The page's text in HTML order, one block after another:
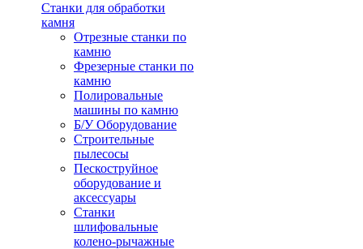
Станки для обработки
камня
Отрезные станки по
камню
Фрезерные станки по
камню
Полировальные
машины по камню
Б/У Оборудование
Строительные
пылесосы
Пескоструйное
оборудование и
аксессуары
Станки
шлифовальные
колено-рычажные